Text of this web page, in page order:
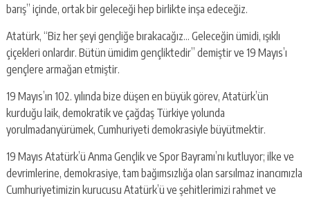
barış” içinde, ortak bir geleceği hep birlikte inşa edeceğiz.
Atatürk, “Biz her şeyi gençliğe bırakacağız… Geleceğin ümidi, ışıklı
çiçekleri onlardır. Bütün ümidim gençliktedir” demiştir ve 19 Mayıs’ı
gençlere armağan etmiştir.
19 Mayıs’ın 102. yılında bize düşen en büyük görev, Atatürk’ün
kurduğu laik, demokratik ve çağdaş Türkiye yolunda
yorulmadanyürümek, Cumhuriyeti demokrasiyle büyütmektir.
19 Mayıs Atatürk’ü Anma Gençlik ve Spor Bayramı’nı kutluyor; ilke ve
devrimlerine, demokrasiye, tam bağımsızlığa olan sarsılmaz inancımızla
Cumhuriyetimizin kurucusu Atatürk’ü ve şehitlerimizi rahmet ve